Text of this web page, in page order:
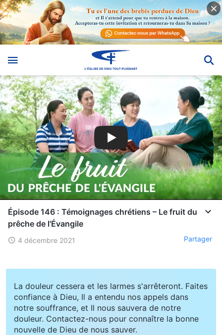
Épisode 146 : Témoignages chrétiens – Le fruit du
prêche de l'Évangile
4 décembre 2021 Partager
La douleur cessera et les larmes s'arrêteront. Faites
confiance à Dieu, Il a entendu nos appels dans
notre souffrance, et Il nous sauvera de notre
douleur. Contactez-nous pour connaître la bonne
nouvelle de Dieu de nous sauver.